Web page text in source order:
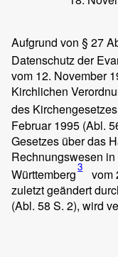
Aufgrund von § 27
Datenschutz der
vom 12. November
Kirchlichen
des
Februar 1995 (Abl.
Gesetzes über das
Rechnungswesen
Württemberg3
vom
zuletzt geändert
(Abl. 58 S. 2), wird